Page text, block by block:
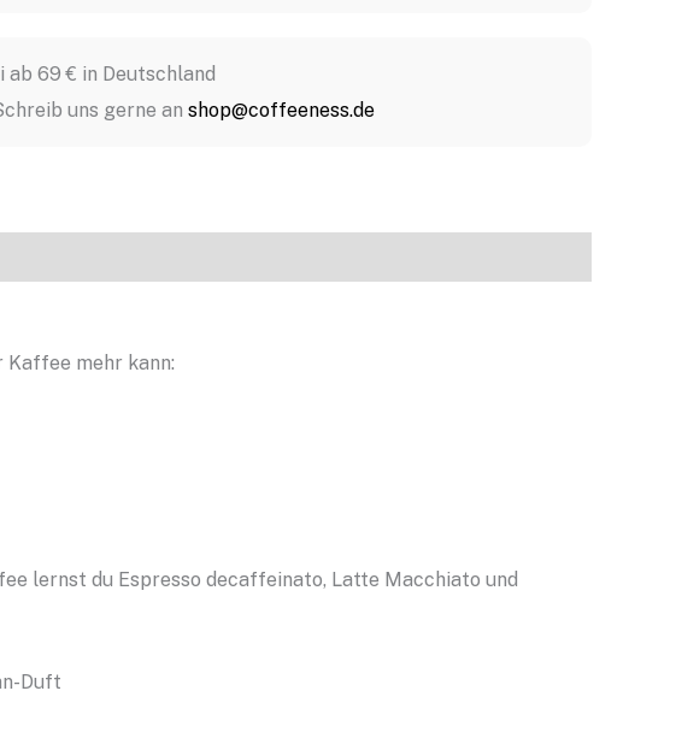
69 € in Deutschland
uns gerne an shop@coffeeness.de
mehr kann:
lernst du Espresso decaffeinato, Latte Macchiato und
Duft